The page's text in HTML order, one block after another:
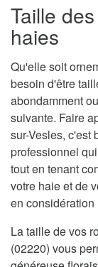
Taille
haies
Qu'elle soit
besoin d'être
abondamment
suivante. Faire
sur-Vesles, c'est
professionnel
tout en tenant
votre haie et de
en
La taille de vos
(02220) vous